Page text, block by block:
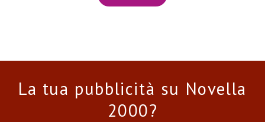
La tua pubblicità su Novella
2000?